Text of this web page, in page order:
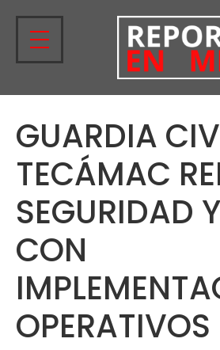
GUARDIA
TECÁMAC
SEGURIDAD
CON
OPERATIVOS